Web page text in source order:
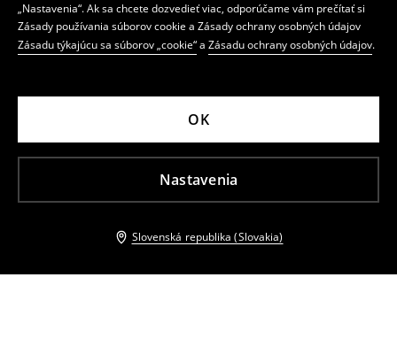
„Nastavenia“. Ak sa chcete dozvedieť viac, odporúčame vám prečítať si
Zásady používania súborov cookie a Zásady ochrany osobných údajov
Zásadu týkajúcu sa súborov „cookie“a Zásadu ochrany osobných údajov.
Nastavenia
OK
Slovenská republika (Slovakia)